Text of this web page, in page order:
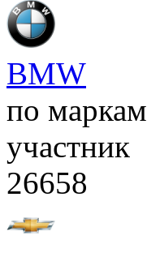
BMW
по маркам
участник
26658